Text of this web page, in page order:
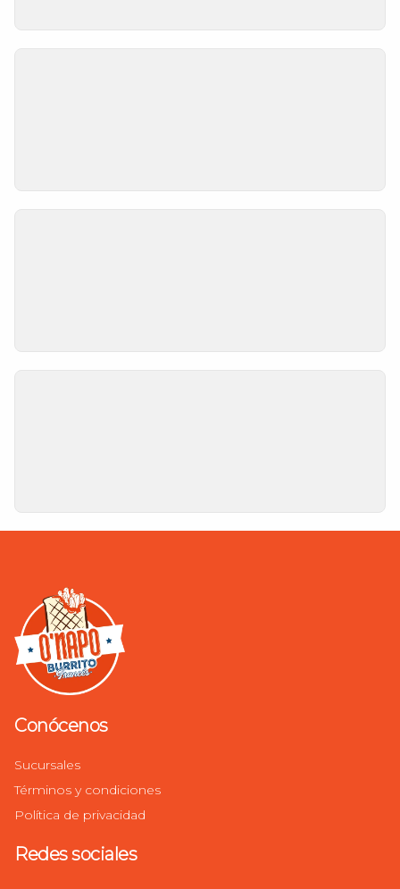
Conócenos
Sucursales
Términos y condiciones
Política de privacidad
Redes sociales